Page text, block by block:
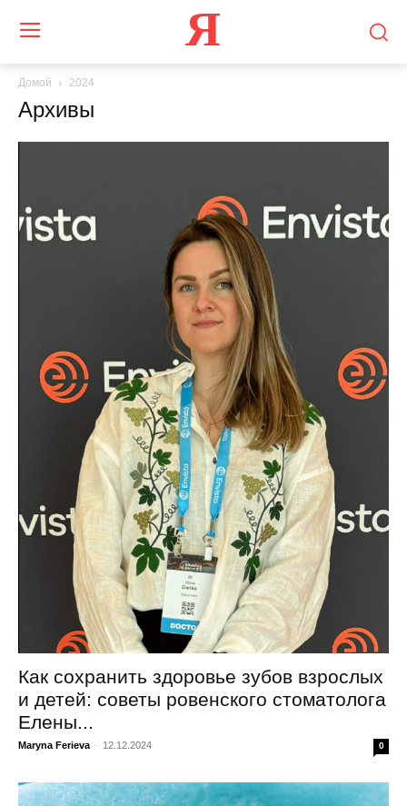
Я
Домой 2024
Архивы
Как сохранить здоровье зубов взрослых
и детей: советы ровенского стоматолога
Елены...
Maryna Ferieva - 12.12.2024 0